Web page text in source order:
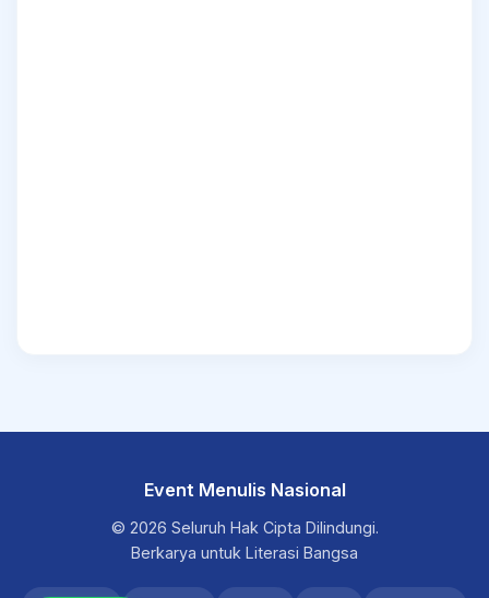
Event Menulis Nasional
© 2026 Seluruh Hak Cipta Dilindungi.
Berkarya untuk Literasi Bangsa